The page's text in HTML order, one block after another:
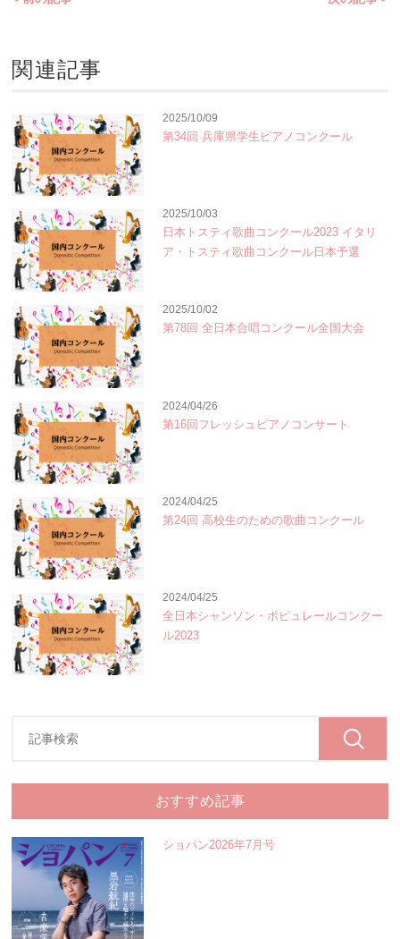
関連記事
2025/10/09
第34回 兵庫県学生ピアノコンクール
2025/10/03
日本トスティ歌曲コンクール2023 イタリ
ア・トスティ歌曲コンクール日本予選
2025/10/02
第78回 全日本合唱コンクール全国大会
2024/04/26
第16回フレッシュピアノコンサート
2024/04/25
第24回 高校生のための歌曲コンクール
2024/04/25
全日本シャンソン・ポピュレールコンクー
ル2023
おすすめ記事
ショパン2026年7月号